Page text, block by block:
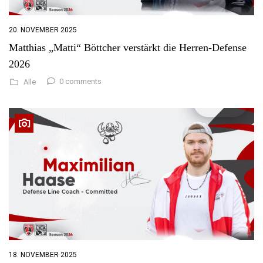
20. NOVEMBER 2025
Matthias „Matti“ Böttcher verstärkt die Herren-Defense
2026
Alle 0 comments
18. NOVEMBER 2025